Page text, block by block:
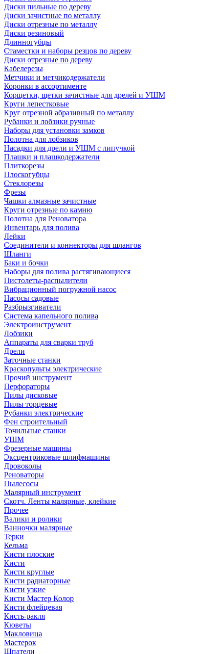
Диски пильные по дереву
Диски зачистные по металлу
Диски отрезные по металлу
Диски резиновый
Длинногубцы
Стаместки и наборы резцов по дереву
Диски отрезные по дереву
Кабелерезы
Метчики и метчикодержатели
Коронки в ассортименте
Корщетки, щетки зачистные для дрелей и УШМ
Круги лепестковые
Круг отрезной абразивный по металлу
Рубанки и лобзики ручные
Наборы для установки замков
Полотна для лобзиков
Насадки для дрели и УШМ с липучкой
Плашки и плашкодержатели
Плиткорезы
Плоскогубцы
Стеклорезы
Фрезы
Чашки алмазные зачистные
Круги отрезные по камню
Полотна для Реноватора
Инвентарь для полива
Лейки
Соединители и коннекторы для шлангов
Шланги
Баки и бочки
Наборы для полива растягивающиеся
Пистолеты-распылители
Вибрационный погружной насос
Насосы садовые
Разбрызгиватели
Система капельного полива
Электроинструмент
Лобзики
Аппараты для сварки труб
Дрели
Заточные станки
Краскопульты электрические
Прочий инструмент
Перфораторы
Пилы дисковые
Пилы торцевые
Рубанки электрические
Фен строительный
Точильные станки
УШМ
Фрезерные машины
Эксцентриковые шлифмашины
Дровоколы
Реноваторы
Пылесосы
Малярный инструмент
Скотч. Ленты малярные, клейкие
Прочее
Валики и ролики
Ванночки малярные
Терки
Кельма
Кисти плоские
Кисти
Кисти круглые
Кисти радиаторные
Кисти узкие
Кисти Мастер Колор
Кисти флейцевая
Кисть-ракля
Кюветы
Макловица
Мастерок
Шпатели